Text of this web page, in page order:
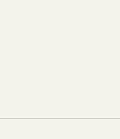
34cm 75V型対応
ナチュラルブラウン
ジャパンディ 北欧